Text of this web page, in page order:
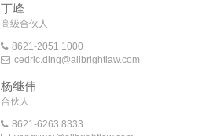
丁峰
高级合伙人
8621-2051 1000
cedric.ding@allbrightlaw.com
杨继伟
合伙人
8621-6263 8333